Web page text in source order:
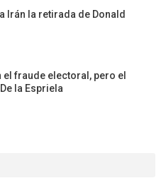
Irán la retirada de Donald
el fraude electoral, pero el
la Espriela